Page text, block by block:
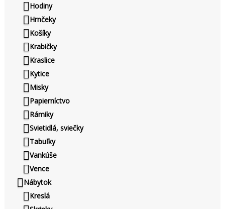
Hodiny
Hrnčeky
Košíky
Krabičky
Kraslice
Kytice
Misky
Papierníctvo
Rámiky
Svietidlá, sviečky
Tabuľky
Vankúše
Vence
Nábytok
Kreslá